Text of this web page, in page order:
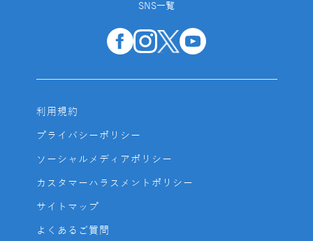
SNS一覧
利用規約
プライバシーポリシー
ソーシャルメディアポリシー
カスタマーハラスメントポリシー
サイトマップ
よくあるご質問